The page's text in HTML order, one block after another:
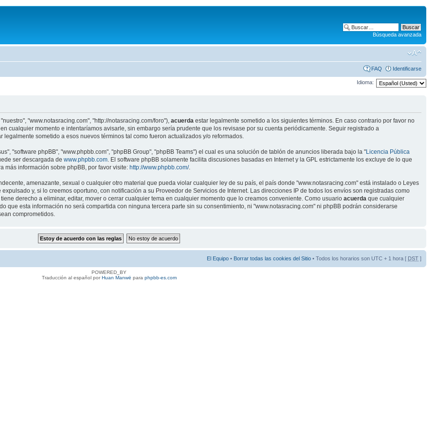
Búsqueda avanzada
FAQ Identificarse
Idioma:
"www.notasracing.com", "http://notasracing.com/foro"), acuerda estar legalmente sometido a los siguientes términos. En caso contrario por favor no
cualquier momento e intentaríamos avisarle, sin embargo sería prudente que los revisase por su cuenta periódicamente. Seguir registrado a
legalmente sometido a esos nuevos términos tal como fueron actualizados y/o reformados.
"software phpBB", "www.phpbb.com", "phpBB Group", "phpBB Teams") el cual es una solución de tablón de anuncios liberada bajo la "Licencia Pública
ser descargada de www.phpbb.com. El software phpBB solamente facilita discusiones basadas en Internet y la GPL estrictamente los excluye de lo que
más información sobre phpBB, por favor visite: http://www.phpbb.com/.
amenazante, sexual o cualquier otro material que pueda violar cualquier ley de su país, el país donde "www.notasracing.com" está instalado o Leyes
y, si lo creemos oportuno, con notificación a su Proveedor de Servicios de Internet. Las direcciones IP de todos los envíos son registradas como
derecho a eliminar, editar, mover o cerrar cualquier tema en cualquier momento que lo creamos conveniente. Como usuario acuerda que cualquier
que esta información no será compartida con ninguna tercera parte sin su consentimiento, ni "www.notasracing.com" ni phpBB podrán considerarse
comprometidos.
El Equipo • Borrar todas las cookies del Sitio • Todos los horarios son UTC + 1 hora [ DST ]
POWERED_BY
Traducción al español porHuan Manwë para phpbb-es.com